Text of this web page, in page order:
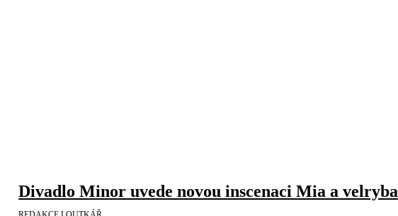
Divadlo Minor uvede novou inscenaci Mia a velryba